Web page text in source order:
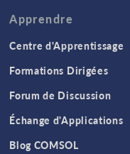
Apprendre
Centre d'Apprentissage
Formations Dirigées
Forum de Discussion
Échange d'Applications
Blog COMSOL